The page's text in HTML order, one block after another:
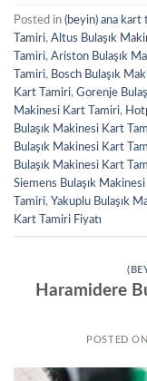
Posted in (beyin) ana kart
Tamiri, Altus Bulaşık
Tamiri, Ariston Bulaşık
Tamiri, Bosch Bulaşık
Kart Tamiri, Gorenje
Makinesi Kart Tamiri,
Bulaşık Makinesi Kart
Bulaşık Makinesi Kart
Bulaşık Makinesi Kart
Siemens Bulaşık
Tamiri, Yakuplu Bulaşık
Kart Tamiri Fiyatı
Haramidere
POSTED ON